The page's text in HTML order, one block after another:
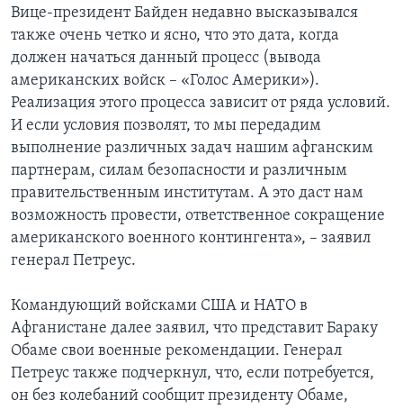
Вице-президент Байден недавно высказывался
также очень четко и ясно, что это дата, когда
должен начаться данный процесс (вывода
американских войск – «Голос Америки»).
Реализация этого процесса зависит от ряда условий.
И если условия позволят, то мы передадим
выполнение различных задач нашим афганским
партнерам, силам безопасности и различным
правительственным институтам. А это даст нам
возможность провести, ответственное сокращение
американского военного контингента», – заявил
генерал Петреус.
Командующий войсками США и НАТО в
Афганистане далее заявил, что представит Бараку
Обаме свои военные рекомендации. Генерал
Петреус также подчеркнул, что, если потребуется,
он без колебаний сообщит президенту Обаме,